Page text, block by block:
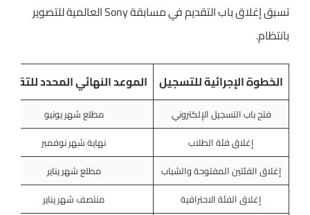
تسبق إغلاق باب التقديم في مسابقة Sony العالمية للتصوير
بانتظام.
الخطوة الإجرائية للتسجيل الموعد النهائي المحدد للتقديم
فتح باب التسجيل الإلكتروني
مطلع شهر يونيو
إغلاق فئة الطلاب
نهاية شهر نوفمبر
إغلاق الفئتين المفتوحة والشباب
مطلع شهر يناير
إغلاق الفئة الاحترافية
منتصف شهر يناير